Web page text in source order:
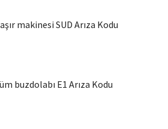
makinesi SUD Arıza Kodu
buzdolabı E1 Arıza Kodu